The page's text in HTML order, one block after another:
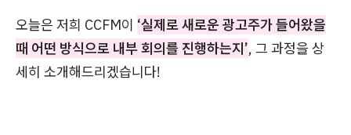
오늘은 저희 CCFM이 ‘실제로 새로운 광고주가 들어왔을
때 어떤 방식으로 내부 회의를 진행하는지’, 그 과정을 상
세히 소개해드리겠습니다!